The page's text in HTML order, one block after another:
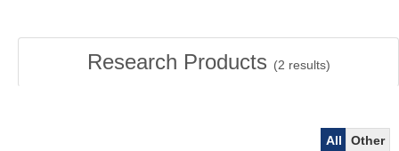
Research Products (2 results)
All
Other